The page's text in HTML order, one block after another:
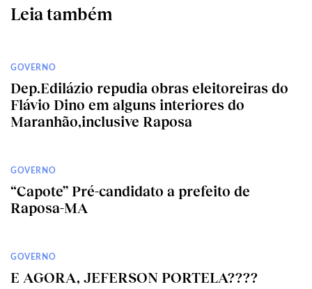
Leia também
GOVERNO
Dep.Edilázio repudia obras eleitoreiras do
Flávio Dino em alguns interiores do
Maranhão,inclusive Raposa
GOVERNO
“Capote” Pré-candidato a prefeito de
Raposa-MA
GOVERNO
E AGORA, JEFERSON PORTELA????